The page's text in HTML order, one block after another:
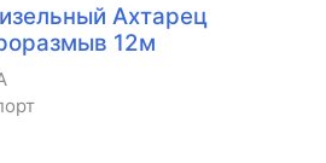
Ахтарец
12м